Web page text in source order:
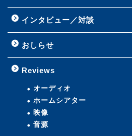
インタビュー／対談
おしらせ
Reviews
オーディオ
ホームシアター
映像
音源